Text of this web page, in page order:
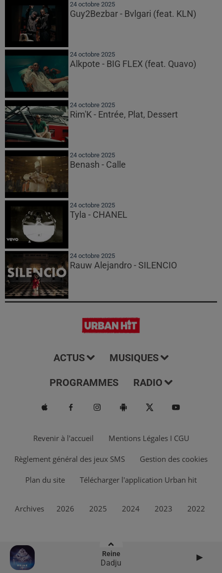
Reine
Dadju
24 octobre 2025
Guy2Bezbar - Bvlgari (feat. KLN)
24 octobre 2025
Alkpote - BIG FLEX (feat. Quavo)
24 octobre 2025
Rim'K - Entrée, Plat, Dessert
24 octobre 2025
Benash - Calle
24 octobre 2025
Tyla - CHANEL
24 octobre 2025
Rauw Alejandro - SILENCIO
ACTUS MUSIQUES
PROGRAMMES RADIO
Revenir à l'accueil Mentions Légales I CGU
Règlement général des jeux SMS Gestion des cookies
Plan du site Télécharger l'application Urban hit
Archives 2026 2025 2024 2023 2022